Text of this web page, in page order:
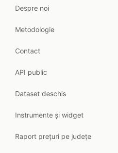
Despre noi
Metodologie
Contact
API public
Dataset deschis
Instrumente și widget
Raport prețuri pe județe